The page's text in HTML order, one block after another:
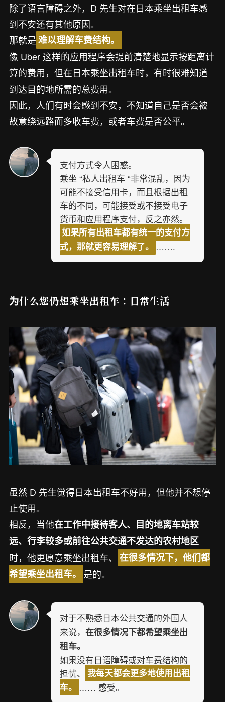
除了语言障碍之外，D 先生对在日本乘坐出租车感
到不安还有其他原因。
那就是 难以理解车费结构。
像 Uber 这样的应用程序会提前清楚地显示按距离计
算的费用，但在日本乘坐出租车时，有时很难知道
到达目的地所需的总费用。
因此，人们有时会感到不安，不知道自己是否会被
故意绕远路而多收车费，或者车费是否公平。
支付方式令人困惑。
乘坐 “私人出租车 “非常混乱，因为
可能不接受信用卡，而且根据出租
车的不同，可能接受或不接受电子
货币和应用程序支付，反之亦然。
如果所有出租车都有统一的支付方
式，那就更容易理解了。
…….
为什么您仍想乘坐出租车：日常生活
虽然 D 先生觉得日本出租车不好用，但他并不想停
止使用。
相反，当他在工作中接待客人、目的地离车站较
远、行李较多或前往公共交通不发达的农村地区
时，他更愿意乘坐出租车、
在很多情况下，他们都
希望乘坐出租车。
是的。
对于不熟悉日本公共交通的外国人
来说， 在很多情况下都希望乘坐出
租车。
如果没有日语障碍或对车费结构的
担忧、
我每天都会更多地使用出租
车。
…… 感受。